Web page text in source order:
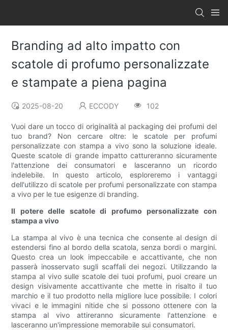
Branding ad alto impatto con
scatole di profumo personalizzate
e stampate a piena pagina
2025-08-20 ECCODY 102
Vuoi dare un tocco di originalità al packaging dei profumi del
tuo brand? Non cercare oltre: le scatole per profumi
personalizzate con stampa a vivo sono la soluzione ideale.
Queste scatole di grande impatto cattureranno sicuramente
l'attenzione dei consumatori e lasceranno un ricordo
indelebile. In questo articolo, esploreremo i vantaggi
dell'utilizzo di scatole per profumi personalizzate con stampa
a vivo per le tue esigenze di branding.
Il potere delle scatole di profumo personalizzate con
stampa a vivo
La stampa al vivo è una tecnica che consente al design di
estendersi fino al bordo della scatola, senza bordi o margini.
Questo crea un look impeccabile e accattivante, che non
passerà inosservato sugli scaffali dei negozi. Utilizzando la
stampa al vivo sulle scatole dei tuoi profumi, puoi creare un
design visivamente accattivante che mette in risalto il tuo
marchio e il tuo prodotto nella migliore luce possibile. I colori
vivaci e le immagini nitide che si possono ottenere con la
stampa al vivo attireranno sicuramente l'attenzione e
lasceranno un'impressione memorabile sui consumatori.